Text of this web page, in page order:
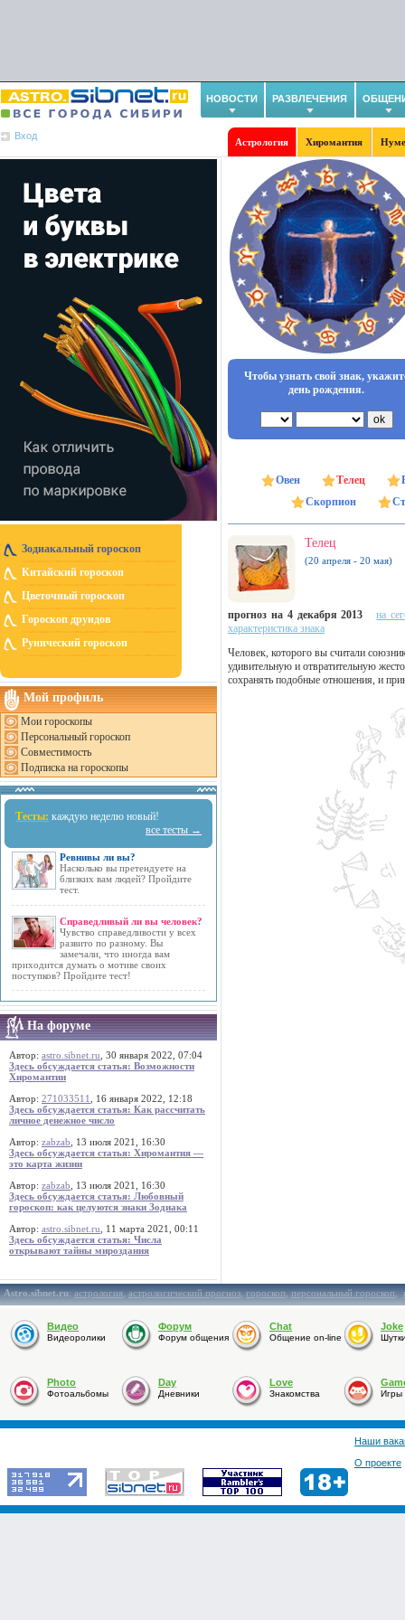
НОВОСТИ РАЗВЛЕЧЕНИЯ
Вход
Астрология Хиромантия
Зодиакальный гороскоп
Китайский гороскоп
Цветочный гороскоп
Гороскоп друидов
Рунический гороскоп
Мой профиль
Мои гороскопы
Персональный гороскоп
Совместимость
Подписка на гороскопы
Тесты: каждую неделю новый!
все тесты →
Ревнивы ли вы?
Насколько вы претендуете на
близких вам людей? Пройдите
тест.
Справедливый ли вы человек?
Чувство справедливости у всех
развито по разному. Вы
замечали, что иногда вам
приходится думать о мотиве своих
поступков? Пройдите тест!
На форуме
Автор: astro.sibnet.ru , 30 января 2022, 07:04
Здесь обсуждается статья: Возможности
Хиромантии
Автор: 271033511
, 16 января 2022, 12:18
Здесь обсуждается статья: Как рассчитать
личное денежное число
Автор: zabzab , 13 июля 2021, 16:30
Здесь обсуждается статья: Хиромантия —
это карта жизни
Автор: zabzab , 13 июля 2021, 16:30
Здесь обсуждается статья: Любовный
гороскоп: как целуются знаки Зодиака
Автор: astro.sibnet.ru , 11 марта 2021, 00:11
Здесь обсуждается статья: Числа
открывают тайны мироздания
Чтобы узнать свой знак,
день рождения.
Овен Телец
Скорпион
Телец
(20 апреля - 20 мая)
прогноз на 4 декабря 2013
на
характеристика знака
Человек, которого вы считали
удивительную и отвратительную
сохранять подобные отношения, и
Astro.sibnet.ru:астрология,астрологический прогноз,гороскоп,персональный гороскоп,
Видео
Видеоролики
Форум
Форум общения
Chat
Общение on-line
Joke
Photo
Фотоальбомы
Day
Дневники
Love
Знакомства Игры
Наши
О проекте